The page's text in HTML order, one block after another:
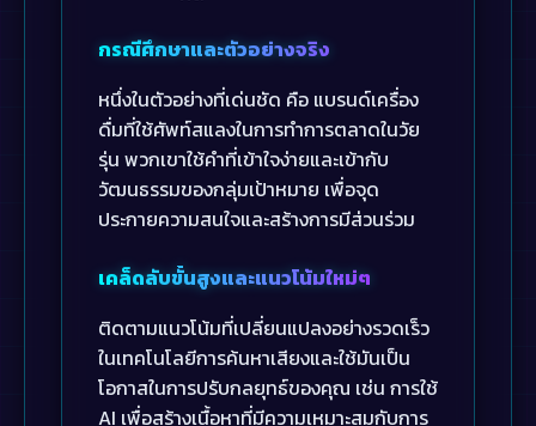
กรณีศึกษาและตัวอย่างจริง
หนึ่งในตัวอย่างที่เด่นชัด คือ แบรนด์เครื่อง
ดื่มที่ใช้ศัพท์สแลงในการทำการตลาดในวัย
รุ่น พวกเขาใช้คำที่เข้าใจง่ายและเข้ากับ
วัฒนธรรมของกลุ่มเป้าหมาย เพื่อจุด
ประกายความสนใจและสร้างการมีส่วนร่วม
เคล็ดลับขั้นสูงและแนวโน้มใหม่ๆ
ติดตามแนวโน้มที่เปลี่ยนแปลงอย่างรวดเร็ว
ในเทคโนโลยีการค้นหาเสียงและใช้มันเป็น
โอกาสในการปรับกลยุทธ์ของคุณ เช่น การใช้
AI เพื่อสร้างเนื้อหาที่มีความเหมาะสมกับการ